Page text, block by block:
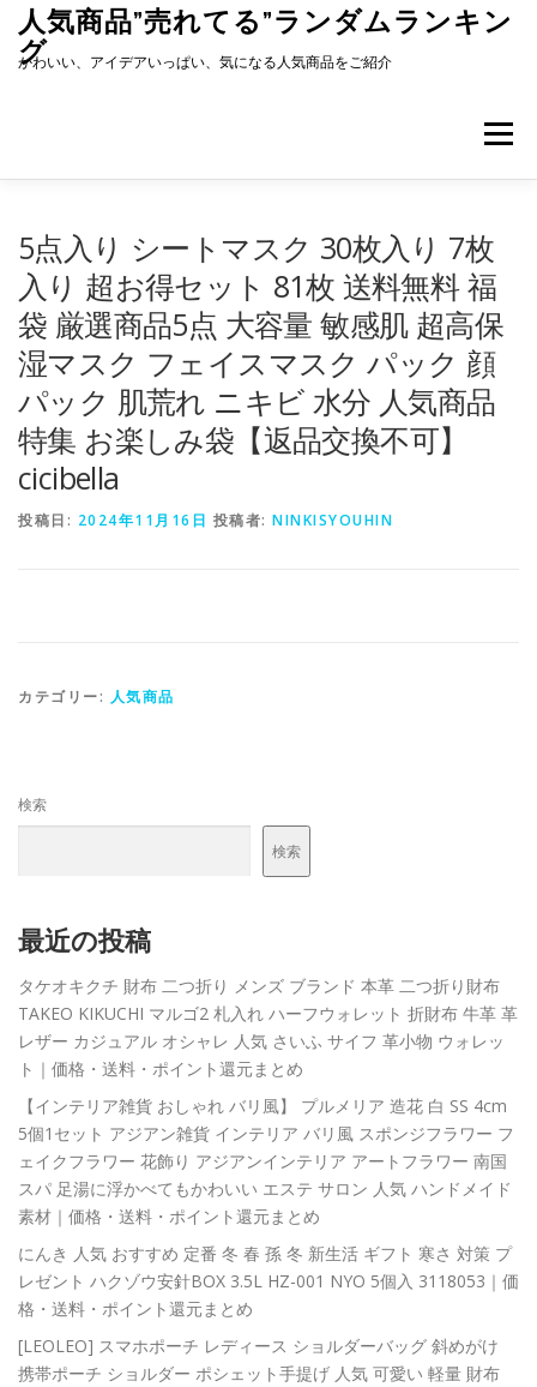
キ
人気商品”売れてる”ランダムランキン
グ
かわいい、アイデアいっぱい、気になる人気商品をご紹介
メニュー
5点入り シートマスク 30枚入り 7枚
入り 超お得セット 81枚 送料無料 福
袋 厳選商品5点 大容量 敏感肌 超高保
湿マスク フェイスマスク パック 顔
パック 肌荒れ ニキビ 水分 人気商品
特集 お楽しみ袋【返品交換不可】
cicibella
投稿日: 2024年11月16日 投稿者: NINKISYOUHIN
カテゴリー: 人気商品
検索
検索
最近の投稿
タケオキクチ 財布 二つ折り メンズ ブランド 本革 二つ折り財布
TAKEO KIKUCHI マルゴ2 札入れ ハーフウォレット 折財布 牛革 革
レザー カジュアル オシャレ 人気 さいふ サイフ 革小物 ウォレッ
ト｜価格・送料・ポイント還元まとめ
【インテリア雑貨 おしゃれ バリ風】 プルメリア 造花 白 SS 4cm
5個1セット アジアン雑貨 インテリア バリ風 スポンジフラワー フ
ェイクフラワー 花飾り アジアンインテリア アートフラワー 南国
スパ 足湯に浮かべてもかわいい エステ サロン 人気 ハンドメイド
素材｜価格・送料・ポイント還元まとめ
にんき 人気 おすすめ 定番 冬 春 孫 冬 新生活 ギフト 寒さ 対策 プ
レゼント ハクゾウ安針BOX 3.5L HZ-001 NYO 5個入 3118053｜価
格・送料・ポイント還元まとめ
[LEOLEO] スマホポーチ レディース ショルダーバッグ 斜めがけ
携帯ポーチ ショルダー ポシェット手提げ 人気 可愛い 軽量 財布